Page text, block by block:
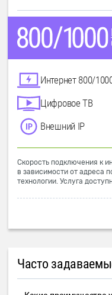
Интернет 800/
Цифровое ТВ
Внешний IP
Скорость подключения к
в зависимости от адреса
технологии. Услуга
Часто